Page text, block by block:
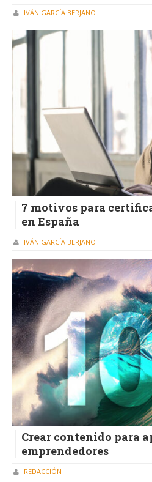
IVÁN GARCÍA BERJANO
7 motivos para
en España
IVÁN GARCÍA BERJANO
Crear contenido para
emprendedores
REDACCIÓN